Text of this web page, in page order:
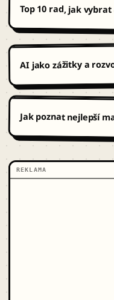
Top 10 rad, jak
AI jako zážitky a
Jak poznat nejlepší
REKLAMA